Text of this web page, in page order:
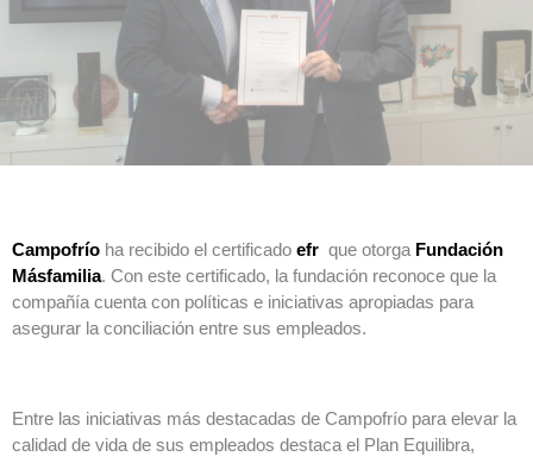
Campofrío ha recibido el certificado efr que otorga Fundación
Másfamilia. Con este certificado, la fundación reconoce que la
compañía cuenta con políticas e iniciativas apropiadas para
asegurar la conciliación entre sus empleados.
Entre las iniciativas más destacadas de Campofrío para elevar la
calidad de vida de sus empleados destaca el Plan Equilibra,